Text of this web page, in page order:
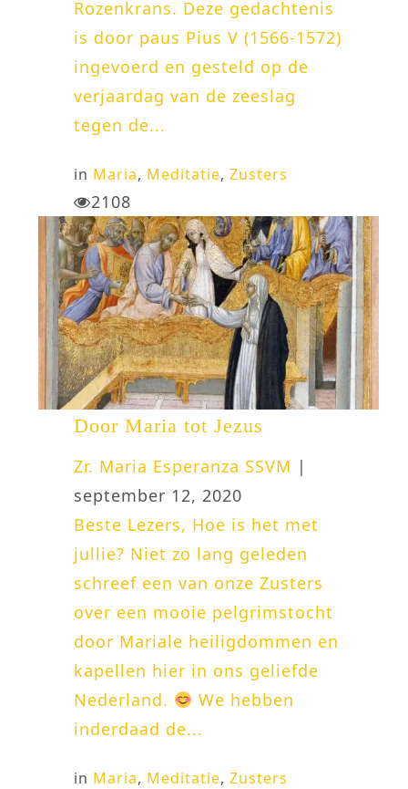
Rozenkrans. Deze gedachtenis
is door paus Pius V (1566-1572)
ingevoerd en gesteld op de
verjaardag van de zeeslag
tegen de...
in Maria, Meditatie,Zusters
2108
Door Maria tot Jezus
Zr. Maria Esperanza SSVM |
september 12, 2020
Beste Lezers, Hoe is het met
jullie? Niet zo lang geleden
schreef een van onze Zusters
over een mooie pelgrimstocht
door Mariale heiligdommen en
kapellen hier in ons geliefde
Nederland.
We hebben
inderdaad de...
in Maria, Meditatie,Zusters